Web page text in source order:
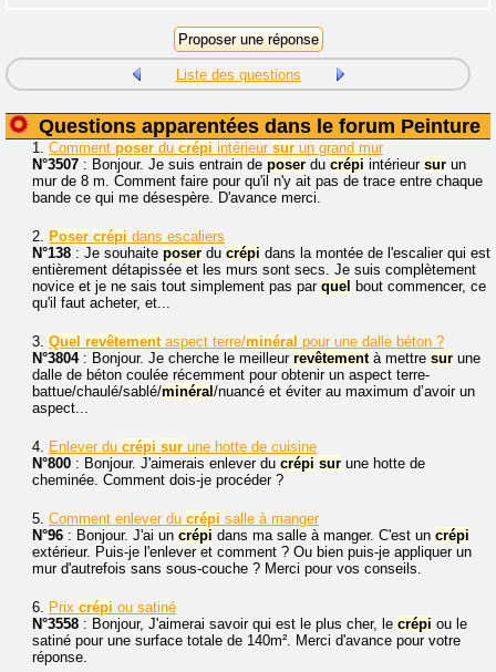
Liste des questions
Questions apparentées dans le forum Peinture
1. Comment poser du crépi intérieur sur un grand mur
N°3507 : Bonjour. Je suis entrain de poser du crépi intérieur sur un
mur de 8 m. Comment faire pour qu'il n'y ait pas de trace entre chaque
bande ce qui me désespère. D'avance merci.
2. Poser crépi dans escaliers
N°138 : Je souhaite poser du crépi dans la montée de l'escalier qui est
entièrement détapissée et les murs sont secs. Je suis complètement
novice et je ne sais tout simplement pas par quel
bout commencer, ce
qu'il faut acheter, et...
3. Quel revêtementaspect terre/minéral pour une dalle béton ?
N°3804: Bonjour. Je cherche le meilleur revêtementà mettre sur une
dalle de béton coulée récemment pour obtenir un aspect terre-
battue/chaulé/sablé/minéral /nuancé et éviter au maximum d’avoir un
aspect...
4. Enlever du crépi sur une hotte de cuisine
N°800 : Bonjour. J'aimerais enlever du crépi sur une hotte de
cheminée. Comment dois-je procéder ?
5. Comment enlever du crépi salle à manger
N°96 : Bonjour. J'ai un crépi dans ma salle à manger. C'est un crépi
extérieur. Puis-je l'enlever et comment ? Ou bien puis-je appliquer un
mur d'autrefois sans sous-couche ? Merci pour vos conseils.
6. Prix crépi ou satiné
N°3558 : Bonjour, J'aimerai savoir qui est le plus cher, le crépi ou le
satiné pour une surface totale de 140m². Merci d'avance pour votre
réponse.